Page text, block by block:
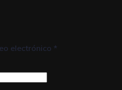
electrónico *